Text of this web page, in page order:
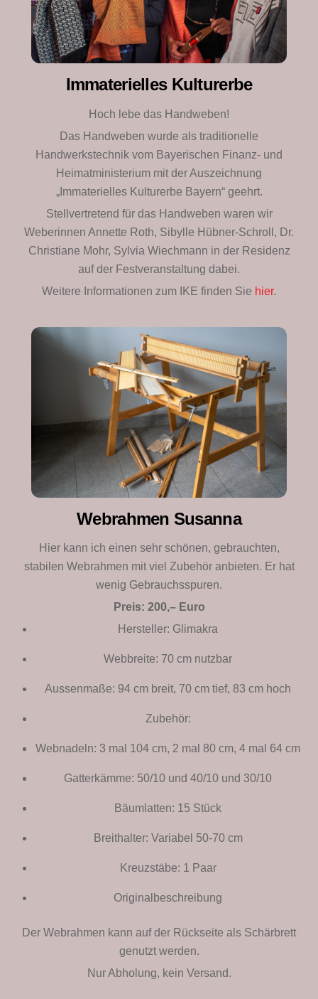
Immaterielles Kulturerbe
Hoch lebe das Handweben!
Das Handweben wurde als traditionelle
Handwerkstechnik vom Bayerischen Finanz- und
Heimatministerium mit der Auszeichnung
„Immaterielles Kulturerbe Bayern“ geehrt.
Stellvertretend für das Handweben waren wir
Weberinnen Annette Roth, Sibylle Hübner-Schroll, Dr.
Christiane Mohr, Sylvia Wiechmann in der Residenz
auf der Festveranstaltung dabei.
Weitere Informationen zum IKE finden Sie hier.
Webrahmen Susanna
Hier kann ich einen sehr schönen, gebrauchten,
stabilen Webrahmen mit viel Zubehör anbieten. Er hat
wenig Gebrauchsspuren.
Preis: 200,– Euro
Hersteller: Glimakra
Webbreite: 70 cm nutzbar
Aussenmaße: 94 cm breit, 70 cm tief, 83 cm hoch
Zubehör:
Webnadeln: 3 mal 104 cm, 2 mal 80 cm, 4 mal 64 cm
Gatterkämme: 50/10 und 40/10 und 30/10
Bäumlatten: 15 Stück
Breithalter: Variabel 50-70 cm
Kreuzstäbe: 1 Paar
Originalbeschreibung
Der Webrahmen kann auf der Rückseite als Schärbrett
genutzt werden.
Nur Abholung, kein Versand.